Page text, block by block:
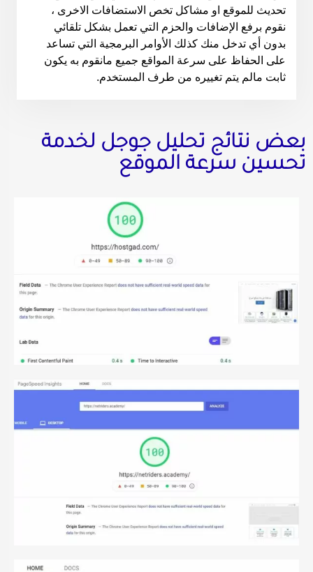
تحديث للموقع او مشاكل تخص الاستضافات الاخرى ،
نقوم برفع الإضافات والحزم التي تعمل بشكل تلقائي
بدون أي تدخل منك كذلك الأوامر البرمجية التي تساعد
على الحفاظ على سرعة المواقع جميع مانقوم به يكون
ثابت مالم يتم تغييره من طرف المستخدم.
نتائج تحليل جوجل لخدمة
سرعة الموقع